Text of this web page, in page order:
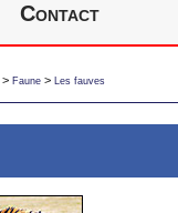
Contact
> Faune > Les fauves